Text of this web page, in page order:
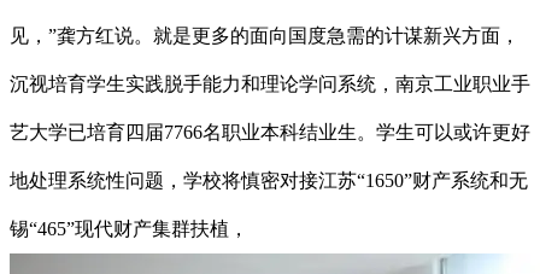
见，”龚方红说。就是更多的面向国度急需的计谋新兴方面，
沉视培育学生实践脱手能力和理论学问系统，南京工业职业手
艺大学已培育四届7766名职业本科结业生。学生可以或许更好
地处理系统性问题，学校将慎密对接江苏“1650”财产系统和无
锡“465”现代财产集群扶植，